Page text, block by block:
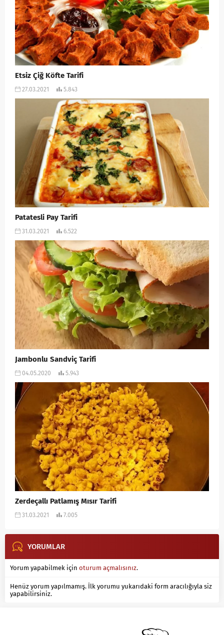
Etsiz Çiğ Köfte Tarifi
27.03.2021 5.843
Patatesli Pay Tarifi
31.03.2021 6.522
Jambonlu Sandviç Tarifi
04.05.2020 5.943
Zerdeçallı Patlamış Mısır Tarifi
31.03.2021 7.005
YORUMLAR
Yorum yapabilmek için oturum açmalısınız.
Henüz yorum yapılmamış. İlk yorumu yukarıdaki form aracılığıyla siz
yapabilirsiniz.